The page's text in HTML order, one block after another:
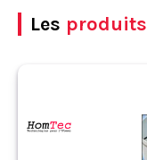
Les produits